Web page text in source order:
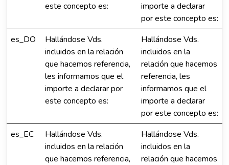
este concepto es:
importe a declarar
por este concepto es:
es_DO
Hallándose Vds.
incluidos en la relación
que hacemos referencia,
les informamos que el
importe a declarar por
este concepto es:
Hallándose Vds.
incluidos en la
relación que hacemos
referencia, les
informamos que el
importe a declarar
por este concepto es:
es_EC
Hallándose Vds.
incluidos en la relación
que hacemos referencia,
Hallándose Vds.
incluidos en la
relación que hacemos